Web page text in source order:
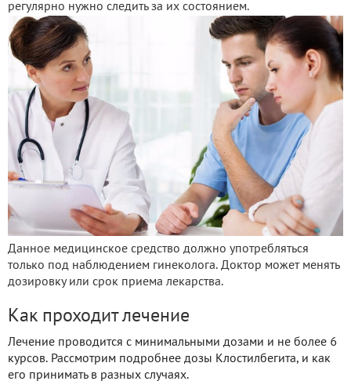
регулярно нужно следить за их состоянием.
Данное медицинское средство должно употребляться
только под наблюдением гинеколога. Доктор может менять
дозировку или срок приема лекарства.
Как проходит лечение
Лечение проводится с минимальными дозами и не более 6
курсов. Рассмотрим подробнее дозы Клостилбегита, и как
его принимать в разных случаях.